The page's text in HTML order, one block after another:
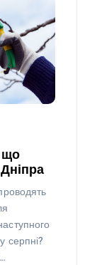
що
серпні?